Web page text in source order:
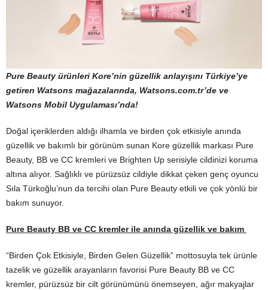
Pure Beauty ürünleri Kore’nin güzellik anlayışını Türkiye’ye
getiren Watsons mağazalarında, Watsons.com.tr’de ve
Watsons Mobil Uygulaması’nda!
Doğal içeriklerden aldığı ilhamla ve birden çok etkisiyle anında
güzellik ve bakımlı bir görünüm sunan Kore güzellik markası Pure
Beauty, BB ve CC kremleri ve Brighten Up serisiyle cildinizi koruma
altına alıyor. Sağlıklı ve pürüzsüz cildiyle dikkat çeken genç oyuncu
Sıla Türkoğlu’nun da tercihi olan Pure Beauty etkili ve çok yönlü bir
bakım sunuyor.
Pure Beauty BB ve CC kremler ile anında güzellik ve bakım
“Birden Çok Etkisiyle, Birden Gelen Güzellik” mottosuyla tek ürünle
tazelik ve güzellik arayanların favorisi Pure Beauty BB ve CC
kremler, pürüzsüz bir cilt görünümünü önemseyen, ağır makyajlar